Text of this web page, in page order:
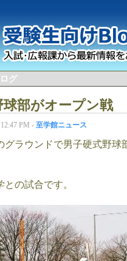
グ
球部がオープン戦
PM - 至学館ニュース
グラウンドで男子硬式野球
の試合です。